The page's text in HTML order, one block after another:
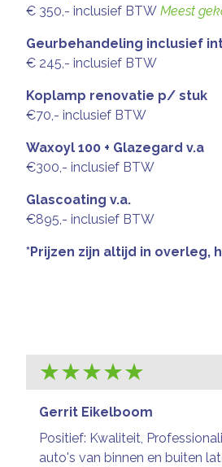
€ 350,- inclusief BTW Meest
Geurbehandeling inclusief
€ 245,- inclusief BTW
Koplamp renovatie p/ stuk
€70,- inclusief BTW
Waxoyl 100 + Glazegard v.a
€300,- inclusief BTW
Glascoating v.a.
€895,- inclusief BTW
*Prijzen zijn altijd in overleg,
Gerrit Eikelboom
Positief: Kwaliteit,
auto's van binnen en buiten